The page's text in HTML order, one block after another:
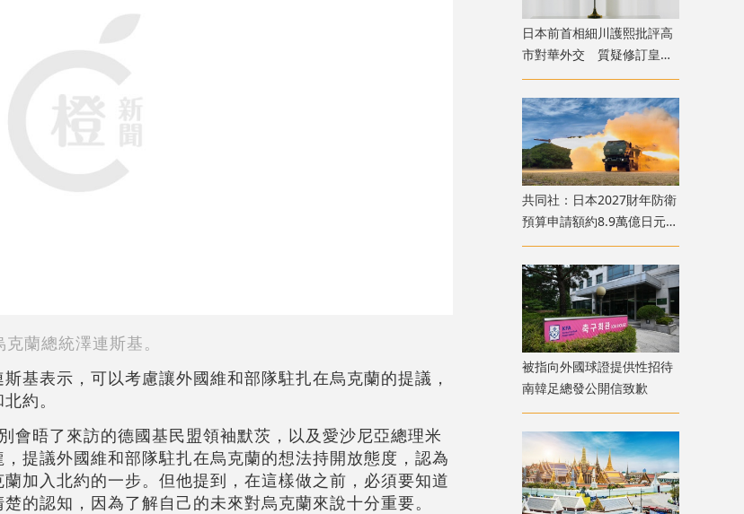
克蘭總統澤連斯基。
基表示，可以考慮讓外國維和部隊駐扎在烏克蘭的提議，
約。
會晤了來訪的德國基民盟領袖默茨，以及愛沙尼亞總理米
提議外國維和部隊駐扎在烏克蘭的想法持開放態度，認為
加入北約的一步。但他提到，在這樣做之前，必須要知道
的認知，因為了解自己的未來對烏克蘭來說十分重要。
日本前首相細川護熙批評高
市對華外交 質疑修訂皇室
典範
共同社：日本2027財年防衛
預算申請額約8.9萬億日元
創歷史新高
被指向外國球證提供性招待
南韓足總發公開信致歉